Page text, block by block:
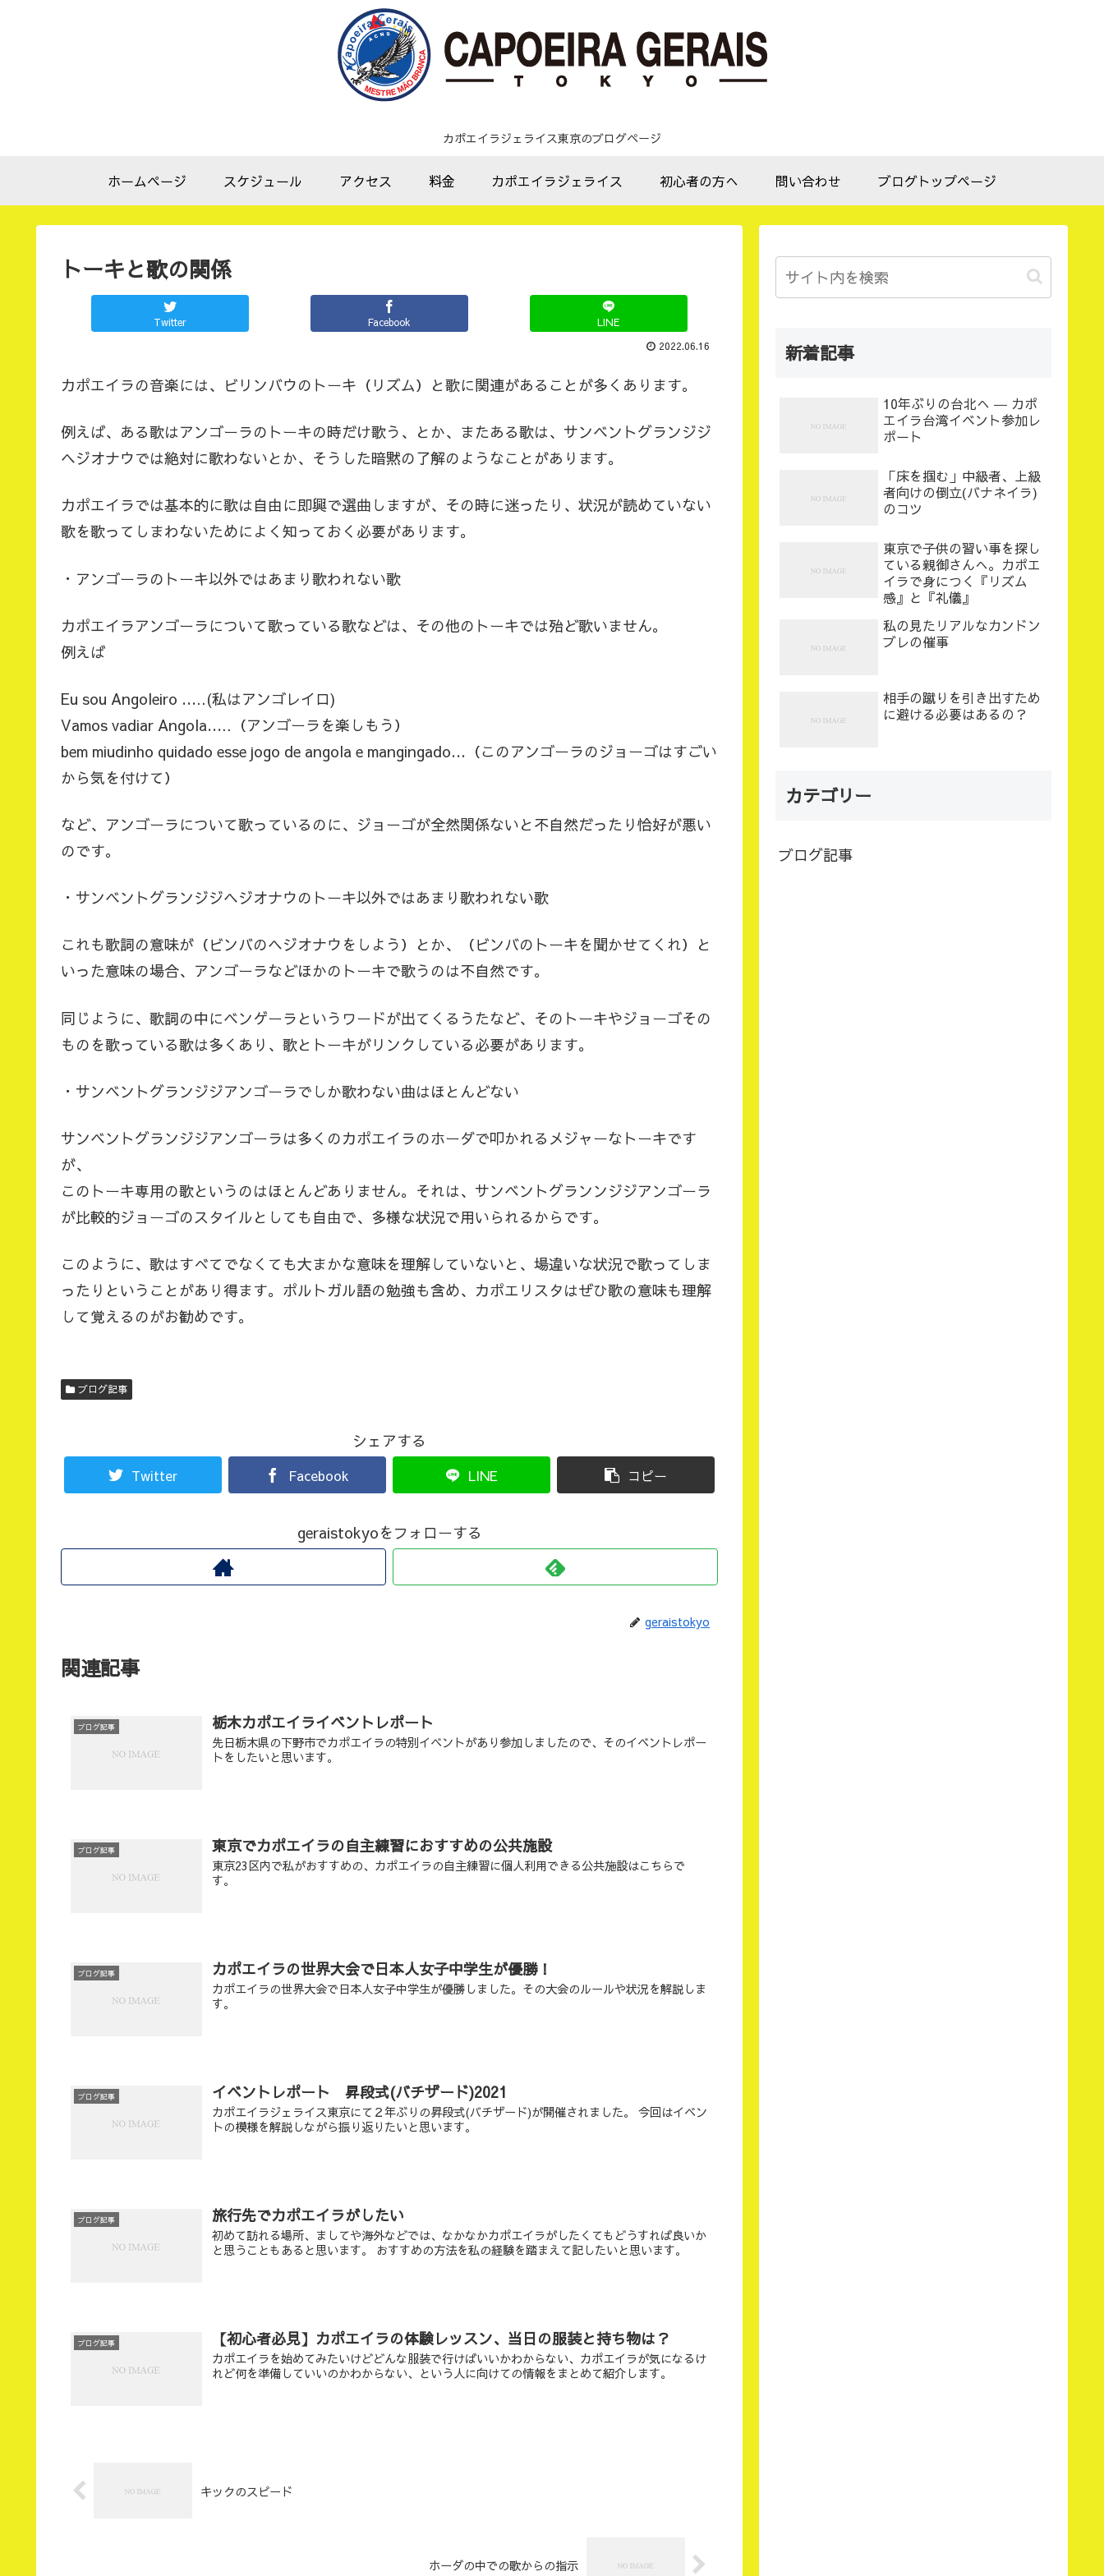
カポエイラジェライス東京のブログページ
ホームページ スケジュール アクセス 料金 カポエイラジェライス 初心者の方へ 問い合わせ ブログトップページ
トーキと歌の関係
Twitter Facebook LINE
2022.06.16
カポエイラの音楽には、ビリンバウのトーキ（リズム）と歌に関連があることが多くあります。
例えば、ある歌はアンゴーラのトーキの時だけ歌う、とか、またある歌は、サンベントグランジジ
ヘジオナウでは絶対に歌わないとか、そうした暗黙の了解のようなことがあります。
カポエイラでは基本的に歌は自由に即興で選曲しますが、その時に迷ったり、状況が読めていない
歌を歌ってしまわないためによく知っておく必要があります。
・アンゴーラのトーキ以外ではあまり歌われない歌
カポエイラアンゴーラについて歌っている歌などは、その他のトーキでは殆ど歌いません。
例えば
Eu sou Angoleiro …..(私はアンゴレイロ)
Vamos vadiar Angola…..（アンゴーラを楽しもう）
bem miudinho quidado esse jogo de angola e mangingado…（このアンゴーラのジョーゴはすごい
から気を付けて）
など、アンゴーラについて歌っているのに、ジョーゴが全然関係ないと不自然だったり恰好が悪い
のです。
・サンベントグランジジヘジオナウのトーキ以外ではあまり歌われない歌
これも歌詞の意味が（ビンバのヘジオナウをしよう）とか、（ビンバのトーキを聞かせてくれ）と
いった意味の場合、アンゴーラなどほかのトーキで歌うのは不自然です。
同じように、歌詞の中にベンゲーラというワードが出てくるうたなど、そのトーキやジョーゴその
ものを歌っている歌は多くあり、歌とトーキがリンクしている必要があります。
・サンベントグランジジアンゴーラでしか歌わない曲はほとんどない
サンベントグランジジアンゴーラは多くのカポエイラのホーダで叩かれるメジャーなトーキです
が、
このトーキ専用の歌というのはほとんどありません。それは、サンベントグランンジジアンゴーラ
が比較的ジョーゴのスタイルとしても自由で、多様な状況で用いられるからです。
このように、歌はすべてでなくても大まかな意味を理解していないと、場違いな状況で歌ってしま
ったりということがあり得ます。ポルトガル語の勉強も含め、カポエリスタはぜひ歌の意味も理解
して覚えるのがお勧めです。
ブログ記事
シェアする
Twitter Facebook LINE コピー
geraistokyoをフォローする
geraistokyo
関連記事
ブログ記事 栃木カポエイライベントレポート
先日栃木県の下野市でカポエイラの特別イベントがあり参加しましたので、そのイベントレポー
トをしたいと思います。
ブログ記事 東京でカポエイラの自主練習におすすめの公共施設
東京23区内で私がおすすめの、カポエイラの自主練習に個人利用できる公共施設はこちらで
す。
ブログ記事 カポエイラの世界大会で日本人女子中学生が優勝！
カポエイラの世界大会で日本人女子中学生が優勝しました。その大会のルールや状況を解説しま
す。
ブログ記事 イベントレポート 昇段式(バチザード)2021
カポエイラジェライス東京にて２年ぶりの昇段式(バチザード)が開催されました。 今回はイベン
トの模様を解説しながら振り返りたいと思います。
ブログ記事 旅行先でカポエイラがしたい
初めて訪れる場所、ましてや海外などでは、なかなかカポエイラがしたくてもどうすれば良いか
と思うこともあると思います。 おすすめの方法を私の経験を踏まえて記したいと思います。
ブログ記事 【初心者必見】カポエイラの体験レッスン、当日の服装と持ち物は？
カポエイラを始めてみたいけどどんな服装で行けばいいかわからない、カポエイラが気になるけ
れど何を準備していいのかわからない、という人に向けての情報をまとめて紹介します。
キックのスピード
ホーダの中での歌からの指示
新着記事
10年ぶりの台北へ ― カポ
エイラ台湾イベント参加レ
ポート
「床を掴む」中級者、上級
者向けの倒立(バナネイラ)
のコツ
東京で子供の習い事を探し
ている親御さんへ。カポエ
イラで身につく『リズム
感』と『礼儀』
私の見たリアルなカンドン
ブレの催事
相手の蹴りを引き出すため
に避ける必要はあるの？
カテゴリー
ブログ記事